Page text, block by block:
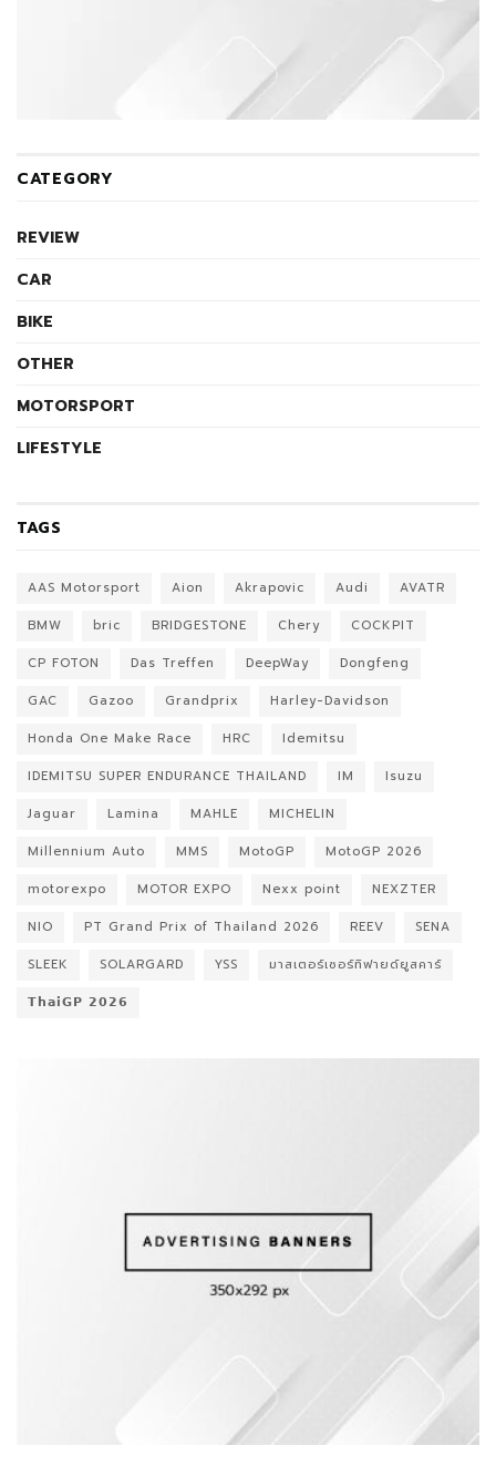
CATEGORY
REVIEW
CAR
BIKE
OTHER
MOTORSPORT
LIFESTYLE
TAGS
AAS Motorsport Aion Akrapovic Audi
AVATR
BMW
bric BRIDGESTONE Chery
COCKPIT
CP FOTON
Das Treffen DeepWay
Dongfeng
GAC
Gazoo Grandprix
Harley-Davidson
Honda One Make Race
HRC
Idemitsu
IDEMITSU SUPER ENDURANCE THAILAND
IM
Isuzu
Jaguar
Lamina MAHLE
MICHELIN
Millennium Auto
MMS MotoGP
MotoGP 2026
motorexpo
MOTOR EXPO Nexx point
NEXZTER
NIO
PT Grand Prix of Thailand 2026 REEV
SENA
SLEEK
SOLARGARD YSS
มาสเตอร์เซอร์ทิฟายด์ยูสคาร์
𝗧𝗵𝗮𝗶𝗚𝗣 𝟮𝟬𝟮𝟲